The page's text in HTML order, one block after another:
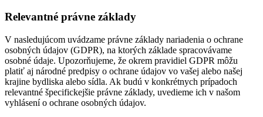
Relevantné právne základy
V nasledujúcom uvádzame právne základy nariadenia o ochrane
osobných údajov (GDPR), na ktorých základe spracovávame
osobné údaje. Upozorňujeme, že okrem pravidiel GDPR môžu
platiť aj národné predpisy o ochrane údajov vo vašej alebo našej
krajine bydliska alebo sídla. Ak budú v konkrétnych prípadoch
relevantné špecifickejšie právne základy, uvedieme ich v našom
vyhlásení o ochrane osobných údajov.